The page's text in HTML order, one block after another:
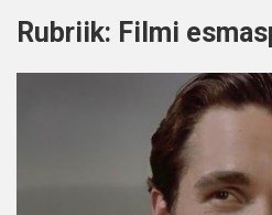
Rubriik: Filmi